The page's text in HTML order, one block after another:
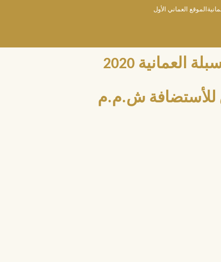
العماني الأول
2020
للأستضافة ش.م.م